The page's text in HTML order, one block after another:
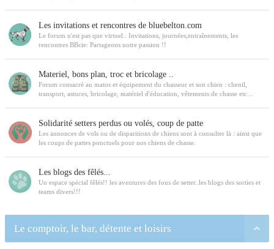
Les invitations et rencontres de bluebelton.com
Le forum n'est pas que virtuel.. Invitations, journées,entraînements, les
rencontres BBcie: Partageons notre passion !!
Materiel, bons plan, troc et bricolage ..
Forum consacré au matos et équipement du chasseur et son chien : chenil,
transport, astuces, bricolage, matériel d'éducation, vêtements de chasse etc...
Solidarité setters perdus ou volés, coup de patte
Les annonces de vols ou de disparitions de chiens sont à consulter là : ainsi que
les coups de pattes ponctuels pour nos chiens de chasse.
Les blogs des fêlés...
Un espace spécial fêlés!! les aventures des fous de setter..les blogs des sorties et
teams divers!!!
Le comptoir, le bar, détente et loisirs